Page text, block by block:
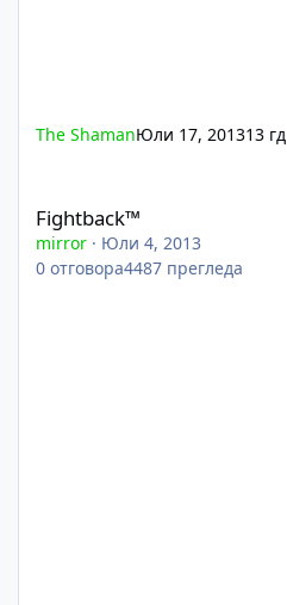
The ShamanЮли 17, 201313 гд
Fightback™
mirror · Юли 4, 2013
0 отговора4487 прегледа